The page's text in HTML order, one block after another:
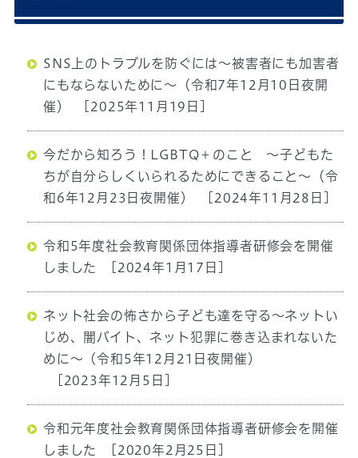
SNS上のトラブルを防ぐには〜被害者にも加害者
にもならないために〜（令和7年12月10日夜開
催）
[2025年11月19日]
今だから知ろう！LGBTQ＋のこと 〜子どもた
ちが自分らしくいられるためにできること〜（令
和6年12月23日夜開催）
[2024年11月28日]
令和5年度社会教育関係団体指導者研修会を開催
しました
[2024年1月17日]
ネット社会の怖さから子ども達を守る〜ネットい
じめ、闇バイト、ネット犯罪に巻き込まれないた
めに〜（令和5年12月21日夜開催）
[2023年12月5日]
令和元年度社会教育関係団体指導者研修会を開催
しました
[2020年2月25日]